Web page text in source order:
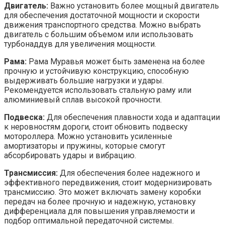
Двигатель: Важно установить более мощный двигатель
для обеспечения достаточной мощности и скорости
движения транспортного средства. Можно выбрать
двигатель с большим объемом или использовать
турбонаддув для увеличения мощности.
Рама: Рама Муравья может быть заменена на более
прочную и устойчивую конструкцию, способную
выдерживать большие нагрузки и удары.
Рекомендуется использовать стальную раму или
алюминиевый сплав высокой прочности.
Подвеска: Для обеспечения плавности хода и адаптации
к неровностям дороги, стоит обновить подвеску
мотороллера. Можно установить усиленные
амортизаторы и пружины, которые смогут
абсорбировать удары и вибрацию.
Трансмиссия: Для обеспечения более надежного и
эффективного передвижения, стоит модернизировать
трансмиссию. Это может включать замену коробки
передач на более прочную и надежную, установку
дифференциала для повышения управляемости и
подбор оптимальной передаточной системы.